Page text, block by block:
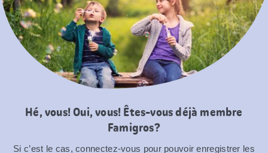
Hé, vous! Oui, vous! Êtes-vous déjà membre
Famigros?
Si c’est le cas, connectez-vous pour pouvoir enregistrer les